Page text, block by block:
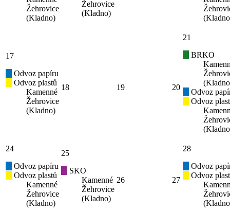
Žehrovice
(Kladno)
Žehrovice
(Kladno)
17
Odvoz papíru
Odvoz plastů
Kamenné
Žehrovice
(Kladno)
18 19 20
21
BRKO
Odvoz
Odvoz
24
Odvoz papíru
Odvoz plastů
Kamenné
Žehrovice
(Kladno)
25
SKO
Kamenné
Žehrovice
(Kladno)
26 27
28
Odvoz
Odvoz